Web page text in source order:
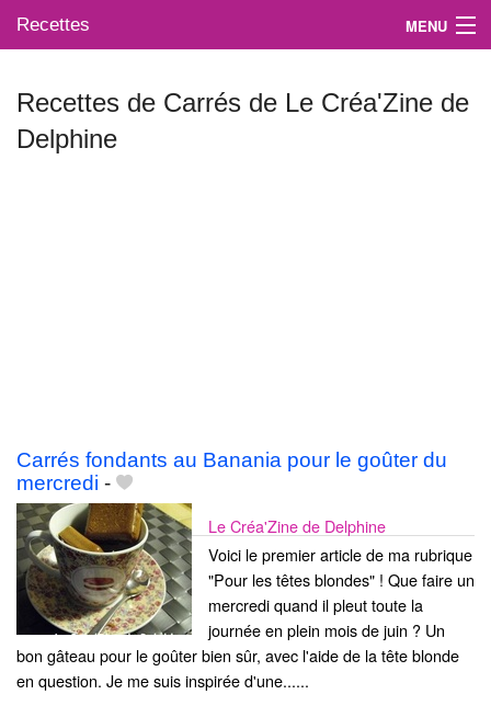
Recettes MENU
Mes blogs préférés
Recettes de Carrés de Le Créa'Zine de
Delphine
Carrés fondants au Banania pour le goûter du
mercredi -
Le Créa'Zine de Delphine
Voici le premier article de ma rubrique
"Pour les têtes blondes" ! Que faire un
mercredi quand il pleut toute la
journée en plein mois de juin ? Un
bon gâteau pour le goûter bien sûr, avec l'aide de la tête blonde
en question. Je me suis inspirée d'une......